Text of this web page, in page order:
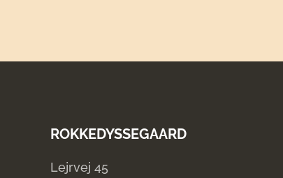
ROKKEDYSSEGAARD
Lejrvej 45